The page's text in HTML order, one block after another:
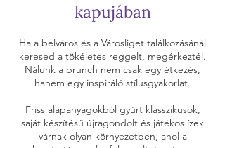
kapujában
Ha a belváros és a Városliget találkozásánál
keresed a tökéletes reggelt, megérkeztél.
Nálunk a brunch nem csak egy étkezés,
hanem egy inspiráló stílusgyakorlat.
Friss alapanyagokból gyúrt klasszikusok,
saját készítésű újragondolt és játékos ízek
várnak olyan környezetben, ahol a